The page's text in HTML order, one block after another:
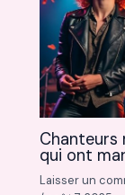
Chanteurs
qui ont
Laisser un